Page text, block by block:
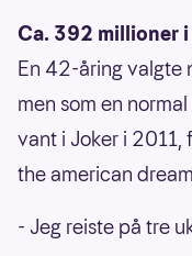
Ca. 392 millioner
En 42-åring valgte
men som en
vant i Joker i 2011,
the american
- Jeg reiste på tre